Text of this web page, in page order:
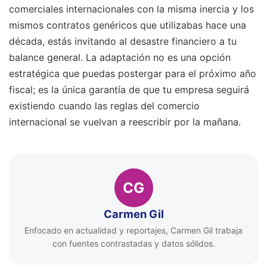
comerciales internacionales con la misma inercia y los
mismos contratos genéricos que utilizabas hace una
década, estás invitando al desastre financiero a tu
balance general. La adaptación no es una opción
estratégica que puedas postergar para el próximo año
fiscal; es la única garantía de que tu empresa seguirá
existiendo cuando las reglas del comercio
internacional se vuelvan a reescribir por la mañana.
CG
Carmen Gil
Enfocado en actualidad y reportajes, Carmen Gil trabaja
con fuentes contrastadas y datos sólidos.